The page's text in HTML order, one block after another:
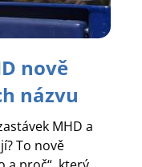
nově
názvu
MHD a
To nově